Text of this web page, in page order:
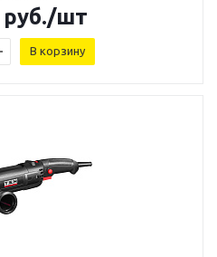
руб./шт
В корзину